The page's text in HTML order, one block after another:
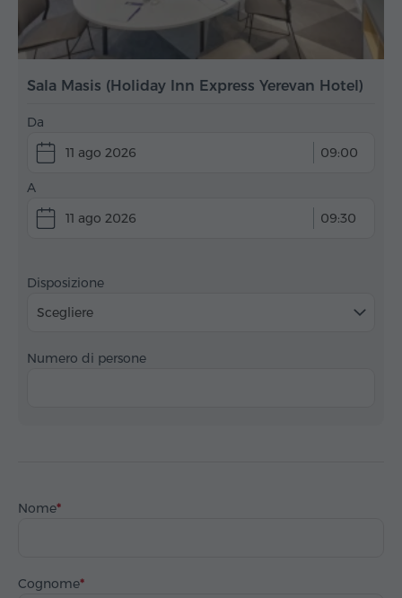
Sala Masis (Holiday Inn Express Yerevan Hotel)
Da
11 ago 2026
09:00
A
11 ago 2026
09:30
Disposizione
Scegliere
Numero di persone
Nome
Cognome